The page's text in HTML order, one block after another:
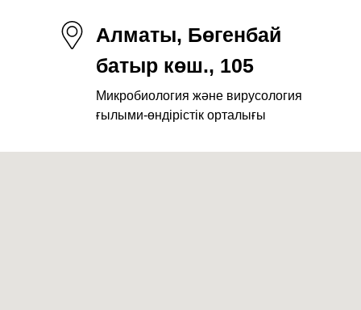
Алматы, Бөгенбай
батыр көш., 105
Микробиология және вирусология
ғылыми-өндірістік орталығы